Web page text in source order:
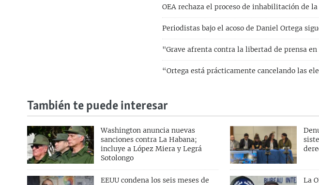
OEA rechaza el proceso de inhabilitación de
Periodistas bajo el acoso de Daniel Ortega
"Grave afrenta contra la libertad de prensa
“Ortega está prácticamente cancelando las
También te puede interesar
Washington anuncia nuevas
sanciones contra La Habana;
incluye a López Miera y Legrá
Sotolongo
EEUU condena los seis meses de
La